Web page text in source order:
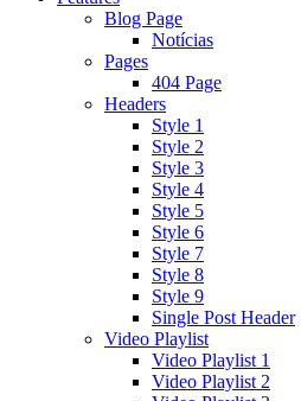
Blog Page
Notícias
Pages
404 Page
Headers
Style 1
Style 2
Style 3
Style 4
Style 5
Style 6
Style 7
Style 8
Style 9
Single Post Header
Video Playlist
Video Playlist 1
Video Playlist 2